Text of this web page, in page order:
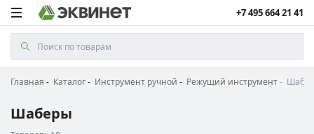
+7 495 664 21 41
Главная Каталог Инструмент ручной Режущий инструмент
Шаберы